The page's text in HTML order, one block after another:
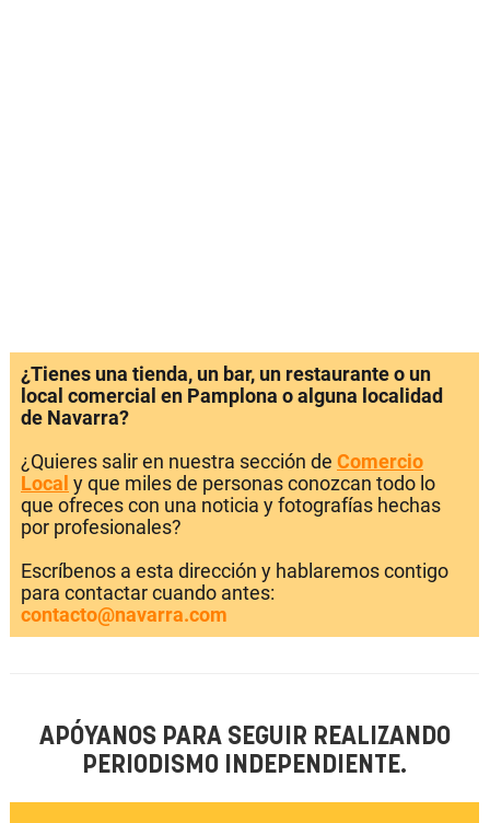
¿Tienes una tienda, un bar, un restaurante o un
local comercial en Pamplona o alguna localidad
de Navarra?
¿Quieres salir en nuestra sección de Comercio
Local y que miles de personas conozcan todo lo
que ofreces con una noticia y fotografías hechas
por profesionales?
Escríbenos a esta dirección y hablaremos contigo
para contactar cuando antes:
contacto@navarra.com
APÓYANOS PARA SEGUIR REALIZANDO
PERIODISMO INDEPENDIENTE.